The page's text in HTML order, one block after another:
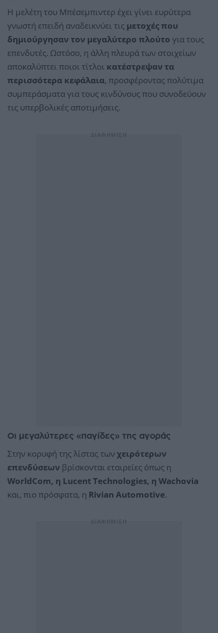
Η μελέτη του Μπέσεμπιντερ έχει γίνει ευρύτερα
γνωστή επειδή αναδεικνύει τις μετοχές που
δημιούργησαν τον μεγαλύτερο πλούτο για τους
επενδυτές. Ωστόσο, η άλλη πλευρά των στοιχείων
αποκαλύπτει ποιοι τίτλοι κατέστρεψαν τα
περισσότερα κεφάλαια, προσφέροντας πολύτιμα
συμπεράσματα για τους κινδύνους που συνοδεύουν
τις υπερβολικές αποτιμήσεις.
Οι μεγαλύτερες «παγίδες» της αγοράς
Στην κορυφή της λίστας τωνχειρότερων
επενδύσεων βρίσκονται εταιρείες όπως η
WorldCom, η Lucent Technologies, η Wachovia
και, πιο πρόσφατα, η Rivian Automotive.